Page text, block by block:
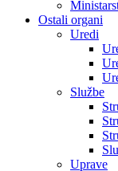
Ostali organi
Uredi
Službe
Uprave